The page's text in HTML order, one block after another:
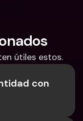
útiles estos.
con